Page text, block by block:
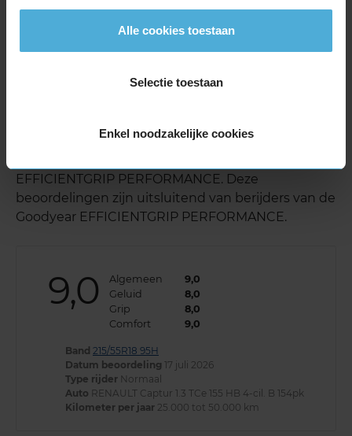
Alle cookies toestaan
Selectie toestaan
Enkel noodzakelijke cookies
195/55R20 95H EXTRALOAD
215/45R20 95T EXTRALOAD
215/45R20 95T EXTRALOAD
EFFICIENTGRIP PERFORMANCE. Deze
beoordelingen zijn uitsluitend van berijders van de
Goodyear EFFICIENTGRIP PERFORMANCE.
9,0 Algemeen
9,0
Geluid
8,0
Grip
8,0
Comfort
9,0
Band 215/55R18 95H
Datum beoordeling 17 juli 2026
Type rijder Normaal
Auto RENAULT Captur 1.3 TCe 155 HB 4-cil. B 154pk
Kilometer per jaar 25.000 tot 50.000 km